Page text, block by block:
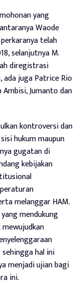
yang
Waode
telah
selanjutnya M.
diregistrasi
ada juga Patrice Rio
Jumanto dan
kontroversi dan
hukum maupun
gugatan di
kebijakan
melanggar HAM.
mendukung
hal ini
menjadi ujian bagi
ini.